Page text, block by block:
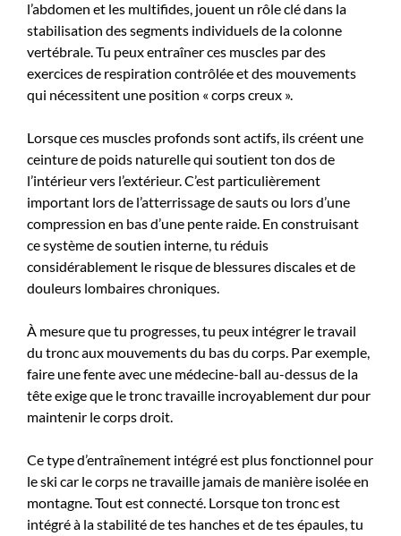
l’abdomen et les multifides, jouent un rôle clé dans la
stabilisation des segments individuels de la colonne
vertébrale. Tu peux entraîner ces muscles par des
exercices de respiration contrôlée et des mouvements
qui nécessitent une position « corps creux ».
Lorsque ces muscles profonds sont actifs, ils créent une
ceinture de poids naturelle qui soutient ton dos de
l’intérieur vers l’extérieur. C’est particulièrement
important lors de l’atterrissage de sauts ou lors d’une
compression en bas d’une pente raide. En construisant
ce système de soutien interne, tu réduis
considérablement le risque de blessures discales et de
douleurs lombaires chroniques.
À mesure que tu progresses, tu peux intégrer le travail
du tronc aux mouvements du bas du corps. Par exemple,
faire une fente avec une médecine-ball au-dessus de la
tête exige que le tronc travaille incroyablement dur pour
maintenir le corps droit.
Ce type d’entraînement intégré est plus fonctionnel pour
le ski car le corps ne travaille jamais de manière isolée en
montagne. Tout est connecté. Lorsque ton tronc est
intégré à la stabilité de tes hanches et de tes épaules, tu